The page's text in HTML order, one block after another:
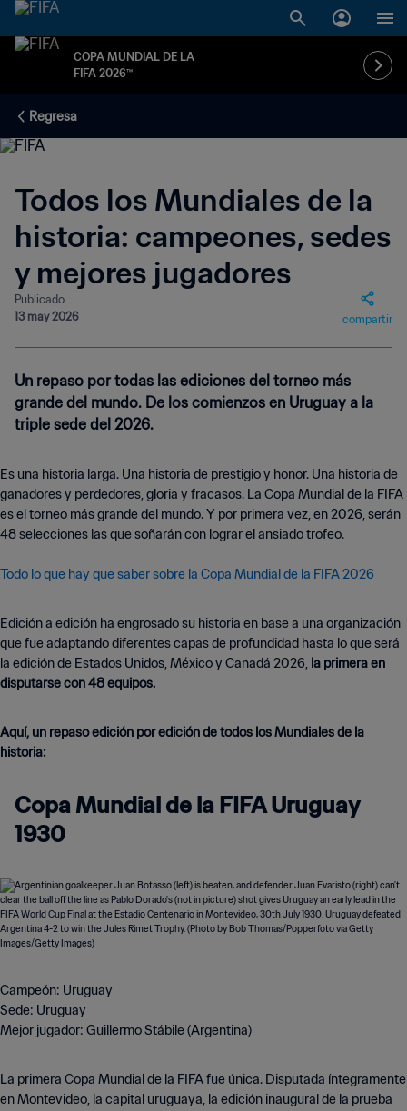
COPA MUNDIAL DE LA
FIFA 2026™
Regresa
Todos los Mundiales de la
historia: campeones, sedes
y mejores jugadores
Publicado
13 may 2026
compartir
Un repaso por todas las ediciones del torneo más
grande del mundo. De los comienzos en Uruguay a la
triple sede del 2026.
Es una historia larga. Una historia de prestigio y honor. Una historia de
ganadores y perdedores, gloria y fracasos. La Copa Mundial de la FIFA
es el torneo más grande del mundo. Y por primera vez, en 2026, serán
48 selecciones las que soñarán con lograr el ansiado trofeo.
Todo lo que hay que saber sobre la Copa Mundial de la FIFA 2026
Edición a edición ha engrosado su historia en base a una organización
que fue adaptando diferentes capas de profundidad hasta lo que será
la edición de Estados Unidos, México y Canadá 2026, la primera en
disputarse con 48 equipos.
Aquí, un repaso edición por edición de todos los Mundiales de la
historia:
Copa Mundial de la FIFA Uruguay
1930
Campeón: Uruguay
Sede: Uruguay
Mejor jugador: Guillermo Stábile (Argentina)
La primera Copa Mundial de la FIFA fue única. Disputada íntegramente
en Montevideo, la capital uruguaya, la edición inaugural de la prueba